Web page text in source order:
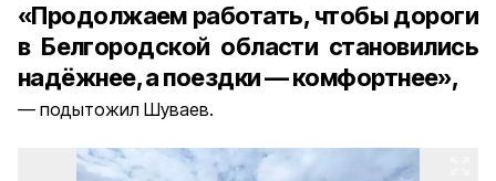
«Продолжаем работать, чтобы дороги
в Белгородской области становились
надёжнее, а поездки — комфортнее»,
подытожил Шуваев.